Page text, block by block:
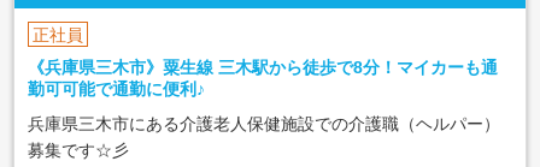
正社員
《兵庫県三木市》粟生線 三木駅から徒歩で8分！マイカーも通
勤可可能で通勤に便利♪
兵庫県三木市にある介護老人保健施設での介護職（ヘルパー）
募集です☆彡